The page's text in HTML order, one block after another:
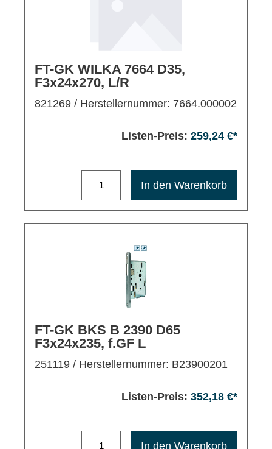
FT-GK WILKA 7664 D35,
F3x24x270, L/R
821269 / Herstellernummer: 7664.000002
Listen-Preis: 259,24 €*
In den Warenkorb
FT-GK BKS B 2390 D65
F3x24x235, f.GF L
251119 / Herstellernummer: B23900201
Listen-Preis: 352,18 €*
In den Warenkorb